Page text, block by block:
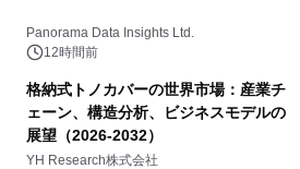
Panorama Data Insights Ltd.
12時間前
格納式トノカバーの世界市場：産業チ
ェーン、構造分析、ビジネスモデルの
展望（2026-2032）
YH Research株式会社